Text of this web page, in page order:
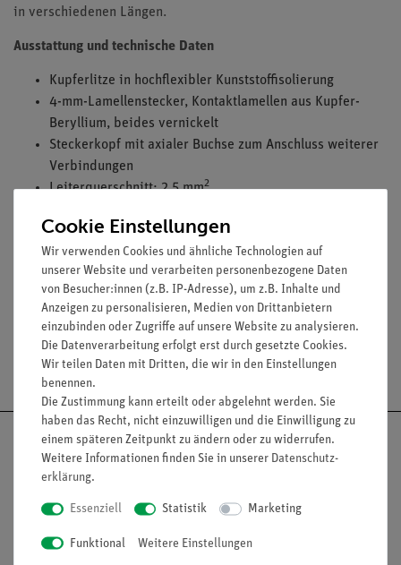
in verschiedenen Längen.
Ausstattung und technische Daten
Kupferlitze in hochflexibler Kunststoffisolierung
4-mm-Lamellenstecker, Kontaktlamellen aus Kupfer-
Beryllium, beides vernickelt
Steckerkopf mit axialer Buchse zum Anschluss weiterer
Verbindungen
Leiterquerschnitt: 2,5 mm2
Farbe: Gelb
Verfügbare Längen: 100 mm, 250 mm, 500 mm, 750
mm, 1000 mm, 1500 mm und 2000
Versandkostenfrei ab 300,- €
Cookie Einstellungen
Wir verwenden Cookies und ähnliche Technologien auf
unserer Website und verarbeiten personenbezogene Daten
von Besucher:innen (z.B. IP-Adresse), um z.B. Inhalte und
Anzeigen zu personalisieren, Medien von Drittanbietern
einzubinden oder Zugriffe auf unsere Website zu analysieren.
Die Datenverarbeitung erfolgt erst durch gesetzte Cookies.
Wir teilen Daten mit Dritten, die wir in den Einstellungen
benennen.
Die Zustimmung kann erteilt oder abgelehnt werden. Sie
haben das Recht, nicht einzuwilligen und die Einwilligung zu
einem späteren Zeitpunkt zu ändern oder zu widerrufen.
Weitere Informationen finden Sie in unserer Daten­schutz­
erklärung.
Essenziell Statistik Marketing
Funktional Weitere Einstellungen